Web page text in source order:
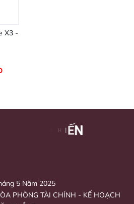
X3 -
5 Năm 2025
PHÒNG TÀI CHÍNH - KẾ HOẠCH